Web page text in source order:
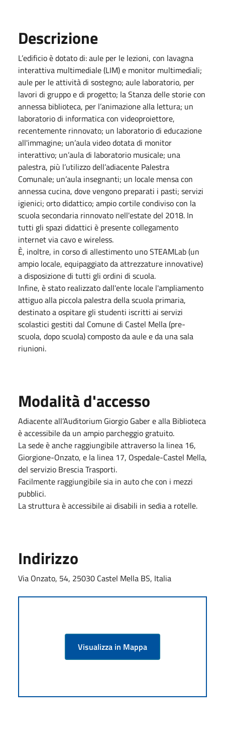
Descrizione
L’edificio è dotato di: aule per le lezioni, con lavagna
interattiva multimediale (LIM) e monitor multimediali;
aule per le attività di sostegno; aule laboratorio, per
lavori di gruppo e di progetto; la Stanza delle storie con
annessa biblioteca, per l’animazione alla lettura; un
laboratorio di informatica con videoproiettore,
recentemente rinnovato; un laboratorio di educazione
all'immagine; un’aula video dotata di monitor
interattivo; un’aula di laboratorio musicale; una
palestra, più l’utilizzo dell’adiacente Palestra
Comunale; un’aula insegnanti; un locale mensa con
annessa cucina, dove vengono preparati i pasti; servizi
igienici; orto didattico; ampio cortile condiviso con la
scuola secondaria rinnovato nell'estate del 2018. In
tutti gli spazi didattici è presente collegamento
internet via cavo e wireless.
È, inoltre, in corso di allestimento uno STEAMLab (un
ampio locale, equipaggiato da attrezzature innovative)
a disposizione di tutti gli ordini di scuola.
Infine, è stato realizzato dall'ente locale l'ampliamento
attiguo alla piccola palestra della scuola primaria,
destinato a ospitare gli studenti iscritti ai servizi
scolastici gestiti dal Comune di Castel Mella (pre-
scuola, dopo scuola) composto da aule e da una sala
riunioni.
Modalità d'accesso
Adiacente all’Auditorium Giorgio Gaber e alla Biblioteca
è accessibile da un ampio parcheggio gratuito.
La sede è anche raggiungibile attraverso la linea 16,
Giorgione-Onzato, e la linea 17, Ospedale-Castel Mella,
del servizio Brescia Trasporti.
Facilmente raggiungibile sia in auto che con i mezzi
pubblici.
La struttura è accessibile ai disabili in sedia a rotelle.
Indirizzo
Via Onzato, 54, 25030 Castel Mella BS, Italia
Visualizza in Mappa